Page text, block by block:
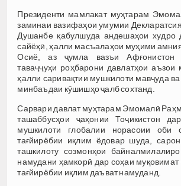
Президенти мамлакат муҳтарам
заминаи вазифаҳои умумии
Душанбе қабулшуда андешаҳои худро
сайёҳӣ, ҳалли масъалаҳои муҳими
Осиё, аз ҷумла вазъи Афғонистон
таваҷҷуҳи роҳбарони давлатҳои
ҳалли саривақтии мушкилоти мавҷуда
минбаъдаи кӯшишҳо ҷалб сохтанд.
Сарвари давлат муҳтарам Эмомалӣ
ташаббусҳои ҷаҳонии Тоҷикистон
мушкилоти глобалии норасоии оби
тағйирёбии иқлим ёдовар шуда,
ташкилоту созмонҳои
намудани ҳамкорӣ дар соҳаи
тағйирёбии иқлим даъват намуданд.